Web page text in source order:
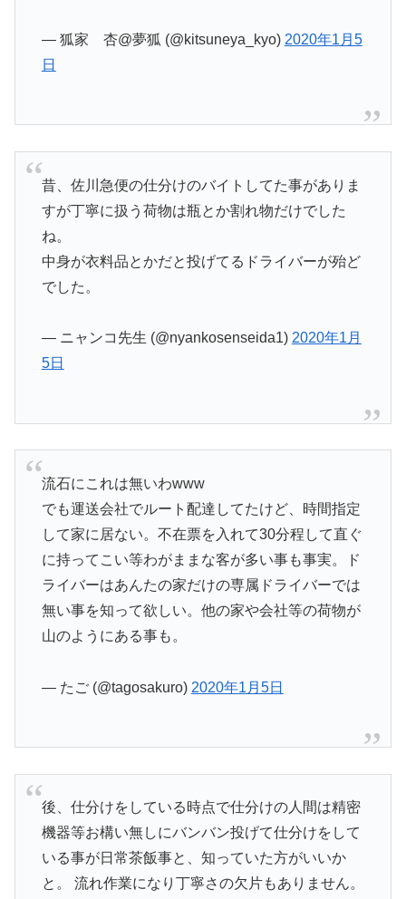
— 狐家 杏@夢狐 (@kitsuneya_kyo) 2020年1月5
日
昔、佐川急便の仕分けのバイトしてた事がありま
すが丁寧に扱う荷物は瓶とか割れ物だけでした
ね。
中身が衣料品とかだと投げてるドライバーが殆ど
でした。
— ニャンコ先生 (@nyankosenseida1) 2020年1月
5日
流石にこれは無いわwww
でも運送会社でルート配達してたけど、時間指定
して家に居ない。不在票を入れて30分程して直ぐ
に持ってこい等わがままな客が多い事も事実。ド
ライバーはあんたの家だけの専属ドライバーでは
無い事を知って欲しい。他の家や会社等の荷物が
山のようにある事も。
— たご (@tagosakuro) 2020年1月5日
後、仕分けをしている時点で仕分けの人間は精密
機器等お構い無しにバンバン投げて仕分けをして
いる事が日常茶飯事と、知っていた方がいいか
と。 流れ作業になり丁寧さの欠片もありません。